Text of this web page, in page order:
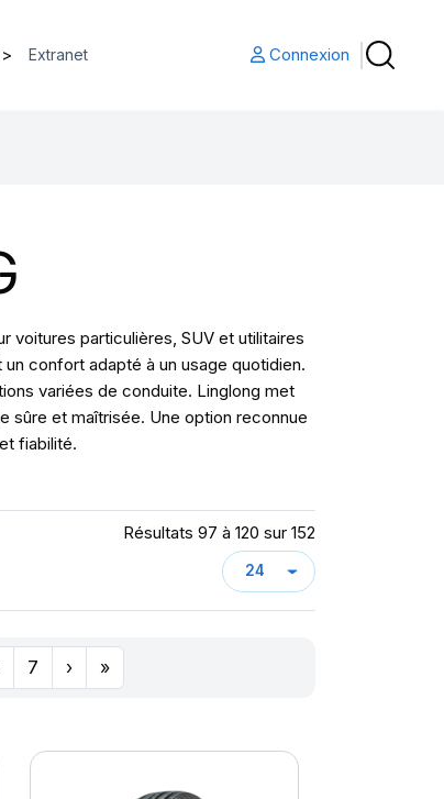
Extranet Connexion
voitures particulières, SUV et utilitaires
confort adapté à un usage quotidien.
variées de conduite. Linglong met
sûre et maîtrisée. Une option reconnue
fiabilité.
Résultats 97 à 120 sur 152
7 › »